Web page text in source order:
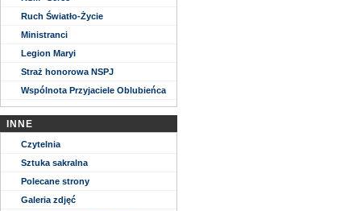
Ruch Światło-Życie
Ministranci
Legion Maryi
Straż honorowa NSPJ
Wspólnota Przyjaciele Oblubieńca
INNE
Czytelnia
Sztuka sakralna
Polecane strony
Galeria zdjęć